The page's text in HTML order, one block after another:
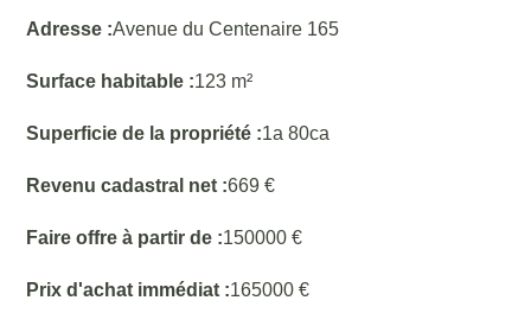
Adresse :Avenue du Centenaire 165
Surface habitable :123 m²
Superficie de la propriété :1a 80ca
Revenu cadastral net :669 €
Faire offre à partir de :150000 €
Prix d'achat immédiat :165000 €